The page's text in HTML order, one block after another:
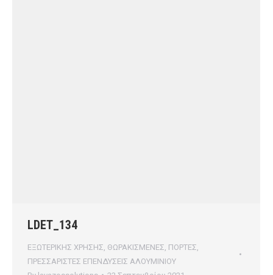
LDET_134
ΕΞΩΤΕΡΙΚΗΣ ΧΡΗΣΗΣ ΘΩΡΑΚΙΣΜΕΝΕΣ ΠΟΡΤΕΣ
ΠΡΕΣΣΑΡΙΣΤΕΣ ΕΠΕΝΔΥΣΕΙΣ ΑΛΟΥΜΙΝΙΟΥ